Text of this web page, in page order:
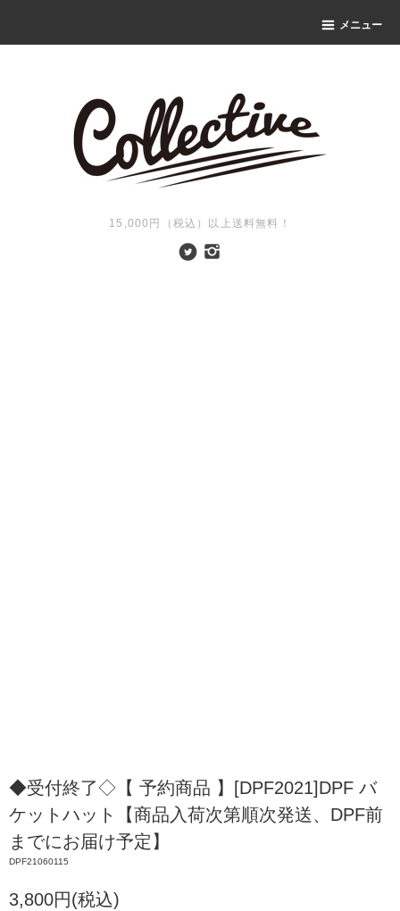
メニュー
15,000円（税込）以上送料無料！
◆受付終了◇【 予約商品 】[DPF2021]DPF バ
ケットハット【商品入荷次第順次発送、DPF前
までにお届け予定】
DPF21060115
3,800円(税込)